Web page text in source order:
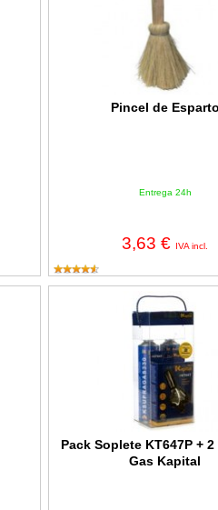
Pincel de Esparto
Entrega 24h
3,63 € IVA incl.
Pack Soplete KT647P +
Gas Kapital
Pack Soplete KT647P + 2